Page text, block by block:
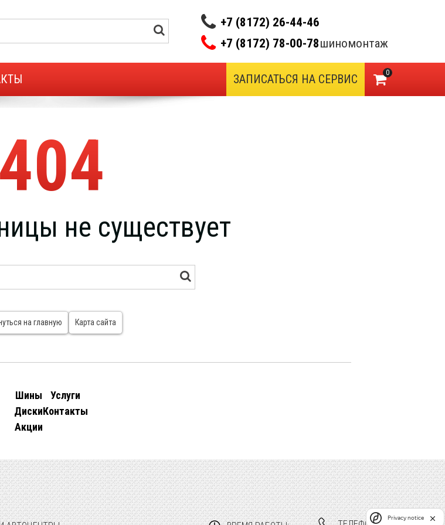
+7 (8172) 26-44-46
+7 (8172) 78-00-78шиномонтаж
0
ЗАПИСАТЬСЯ НА СЕРВИС
404
не существует
на главную Карта сайта
Шины
Диски
Акции
Услуги
Контакты
Privacy notice